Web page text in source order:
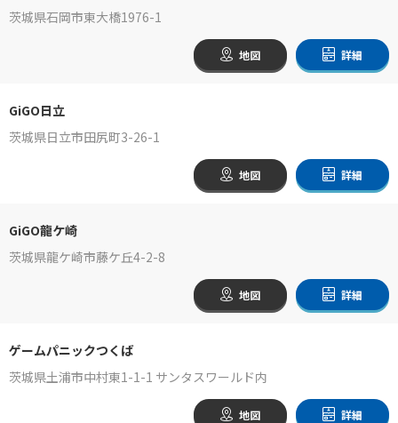
茨城県石岡市東大橋1976-1
地図 詳細
GiGO日立
茨城県日立市田尻町3-26-1
地図 詳細
GiGO龍ケ崎
茨城県龍ケ崎市藤ケ丘4-2-8
地図 詳細
ゲームパニックつくば
茨城県土浦市中村東1-1-1 サンタスワールド内
地図 詳細